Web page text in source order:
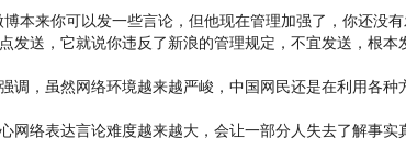
博本来你可以发一些言论，但他现在管理加强了，你还没
发送，它就说你违反了新浪的管理规定，不宜发送，根本
调，虽然网络环境越来越严峻，中国网民还是在利用各种
网络表达言论难度越来越大，会让一部分人失去了解事实